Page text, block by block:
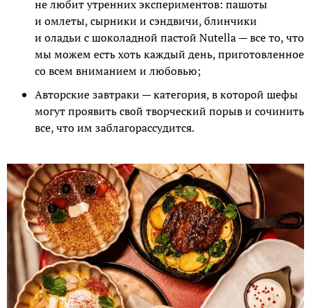
не любит утренних экспериментов: пашоты
и омлеты, сырники и сэндвичи, блинчики
и оладьи с шоколадной пастой Nutella — все то, что
мы можем есть хоть каждый день, приготовленное
со всем вниманием и любовью;
Авторские завтраки — категория, в которой шефы
могут проявить свой творческий порыв и сочинить
все, что им заблагорассудится.